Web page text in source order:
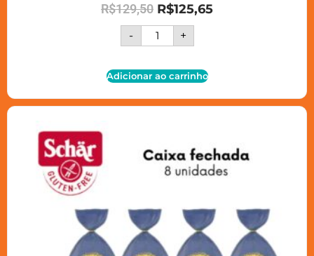
R$129,50 R$125,65
- +
Adicionar ao carrinho